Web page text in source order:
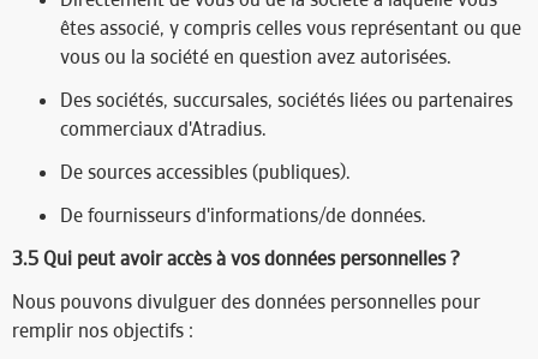
êtes associé, y compris celles vous représentant ou que
vous ou la société en question avez autorisées.
Des sociétés, succursales, sociétés liées ou partenaires
commerciaux d'Atradius.
De sources accessibles (publiques).
De fournisseurs d'informations/de données.
3.5 Qui peut avoir accès à vos données personnelles ?​
Nous pouvons divulguer des données personnelles pour
remplir nos objectifs :